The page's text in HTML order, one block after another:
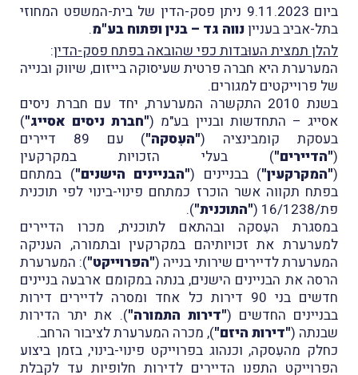
ביום 9.11.2023 ניתן פסק-הדין של בית-המשפט המחוזי
בתל-אביב בענייןנווה גד – בנין ופתוח בע"מ.
להלן תמצית העוּבדות כפי שהובאה בפתח פסק-הדין:
המערערת היא חברה פרטית שעיסוקה בייזום, שיווק ובנייה
של פרוייקטים למגורים.
בשנת 2010 התקשרה המערערת, יחד עם חברת ניסים
אסייג – התחדשות ובניין בע"מ ("חברת ניסים אסייג")
בעסקת קומבינציה ("העִסקה"
) עם 89 דיירים
("הדיירים") בעלי הזכויות במקרקעין
("המקרקעין") בבניינים ("הבניינים הישנים") במתחם
בפתח תקווה אשר הוכרז כמתחם פינוי-בינוי לפי תוכנית
פת/16/1238 (
"התוכנית").
במסגרת העִסקה ובהתאם לתוכנית, מכרו הדיירים
למערערת את זכויותיהם במקרקעין ובתמורה, העניקה
המערערת לדיירים שירותי בנייה ("הפרוייקט"): המערערת
הרסה את הבניינים הישנים, בנתה במקומם ארבעה בניינים
חדשים בני 90 דירות כל אחד ומסרה לדיירים דירות
בבניינים החדשים ("דירות התמורה"). את יתר הדירות
שבנתה ("דירות היזם"), מכרה המערערת לציבור הרחב.
כחלק מהעִסקה, וכנהוג בפרוייקט פינוי-בינוי, בזמן ביצוע
הפרוייקט התפנו הדיירים לדירות חלופיות עד לקבלת